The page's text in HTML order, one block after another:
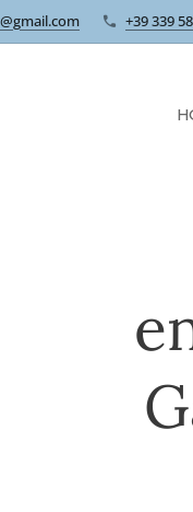
+39 339